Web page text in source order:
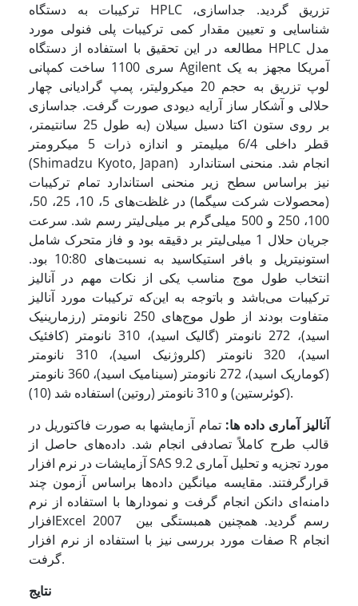
ترکیبات به دستگاه HPLC تزریق گردید. جداسازی،
شناسایی و تعیین مقدار کمی ترکیبات پلی فنولی مورد
مطالعه در این تحقیق با استفاده از دستگاه HPLC مدل
سری 1100 ساخت کمپانی Agilent آمریکا مجهز به یک
لوپ تزریق به حجم 20 میکرو­لیتر، پمپ گرادیانی چهار
حلالی و آشکار ساز آرایه دیودی صورت گرفت. جداسازی
بر روی ستون اکتا دسیل سیلان (به طول 25 سانتی­متر،
قطر داخلی 6/4 میلی­متر و اندازه ذرات 5 میکرو‌‌متر
(Shimadzu Kyoto, Japan) انجام شد. منحنی استاندارد
نیز براساس سطح زیر منحنی استاندارد تمام ترکیبات
(محصولات شرکت سیگما) در غلظت‌‌های 5، 10، 25، 50،
100، 250 و 500 میلی‌‌گرم بر میلی‌‌لیتر رسم شد. سرعت
جریان حلال 1 میلی‌‌لیتر بر دقیقه بود و فاز متحرک شامل
استونیتریل و بافر استیک­اسید به نسبت‌‌های 10:80 بود.
انتخاب طول موج مناسب یکی از نکات مهم در آنالیز
ترکیبات می‌‌باشد و باتوجه به این‌‌که ترکیبات مورد آنالیز
متفاوت بودند از طول موج‌‌های 250 نانومتر (رزمارینیک
اسید)، 272 نانومتر (گالیک اسید)، 310 نانومتر (کافئیک
اسید)، 320 نانومتر (کلروژنیک اسید)، 310 نانومتر
(کوماریک اسید)، 272 نانومتر (سینامیک اسید)، 360 نانومتر
(کوئرستین) و 310 نانومتر (روتین) استفاده شد (10).
آنالیز آماری داده ها:تمام آزمایش­ها به صورت فاکتوریل در
قالب طرح کاملاً تصادفی انجام شد. داده‌های حاصل از
آزمایشات در نرم افزار SAS 9.2 مورد تجزیه و تحلیل آماری
قرارگرفتند. مقایسه میانگین داده‌ها براساس آزمون چند
دامنه‌ای دانکن انجام گرفت و نمودارها با استفاده از نرم
افزارExcel 2007 رسم گردید. همچنین همبستگی بین
صفات مورد بررسی نیز با استفاده از نرم افزار R انجام
گرفت.
نتایج